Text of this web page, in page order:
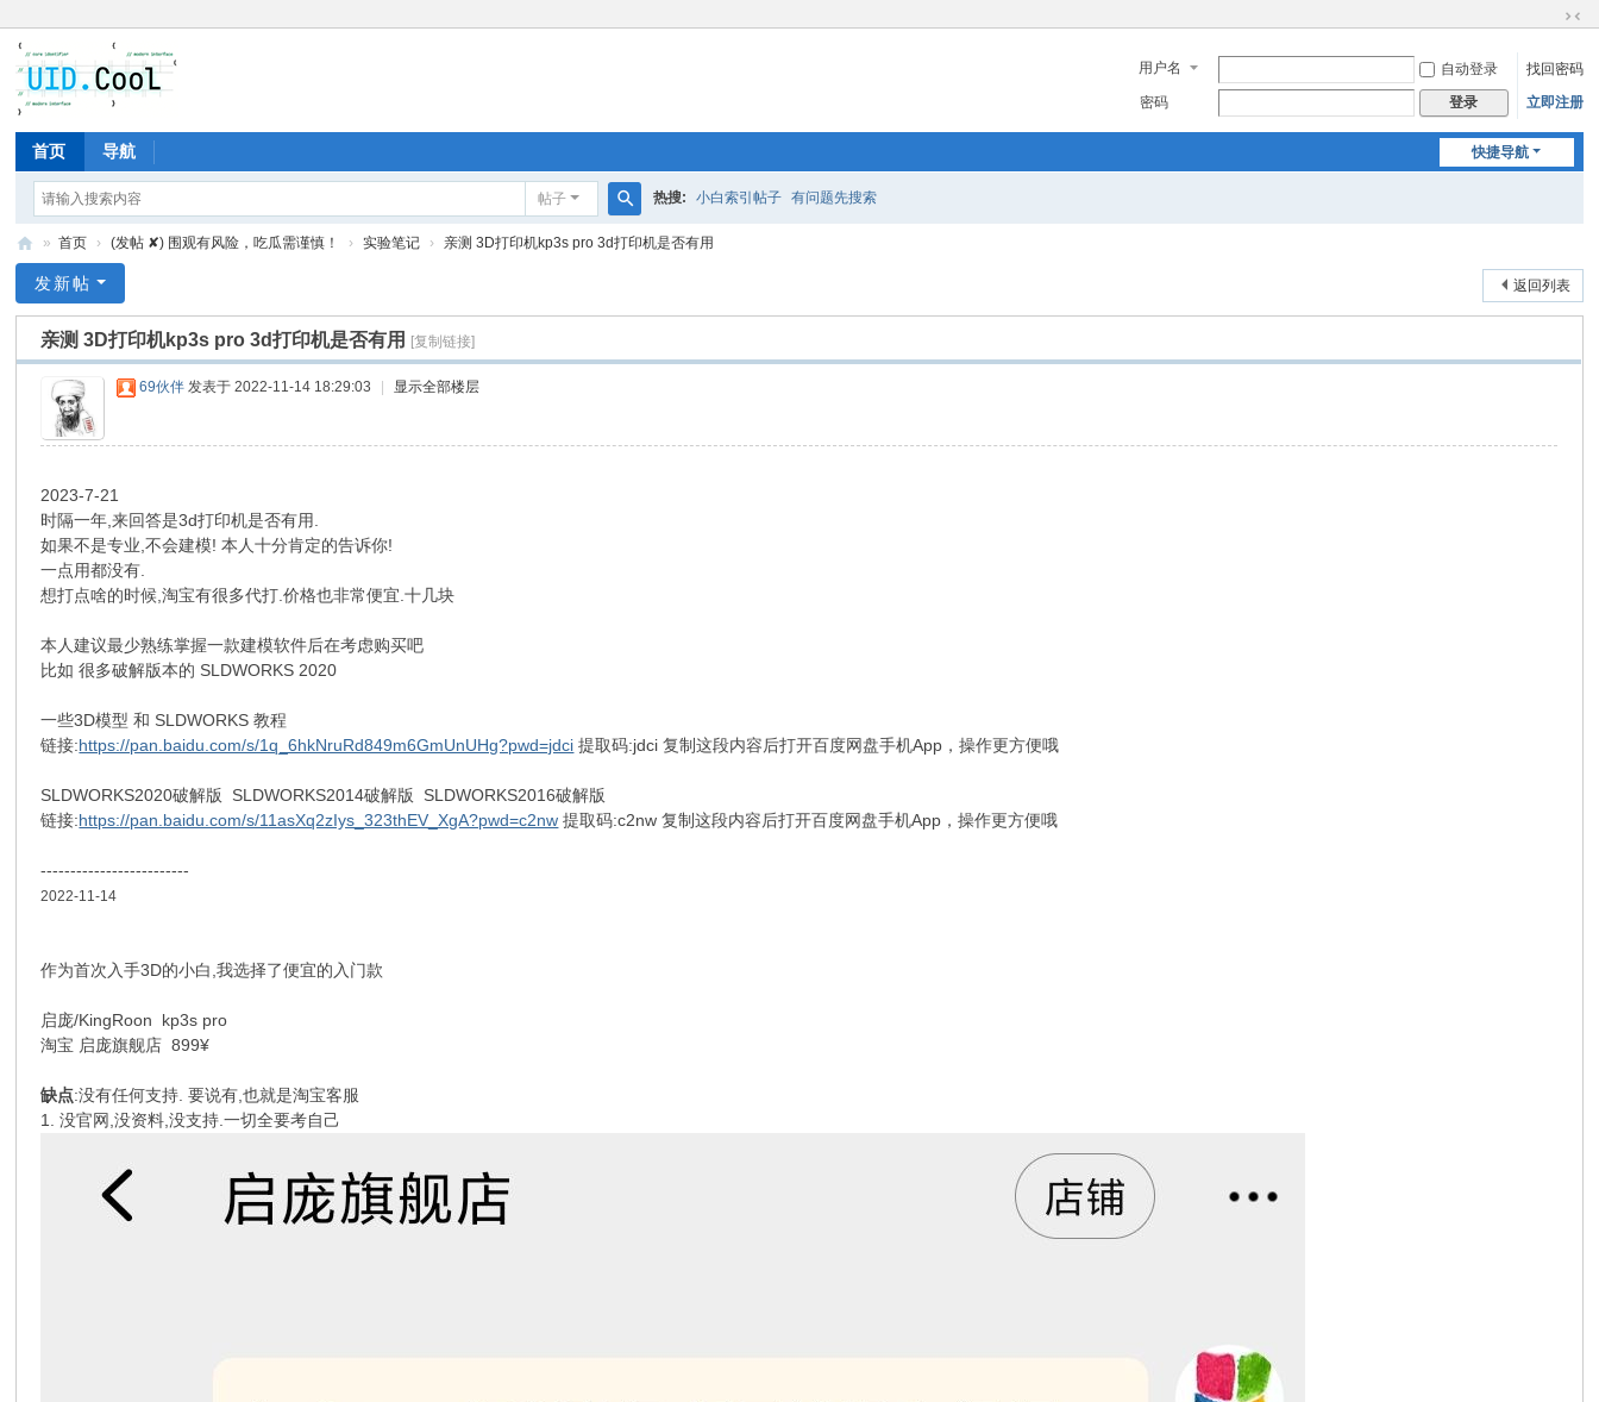
换
到
窄
用户名 自动登录
找回密码
密码
登录 立即注册
快捷导航
首页 导航
帖子
搜
热搜: 小白索引帖子 有问题先搜索
爱
» 首页 › (发帖 ✘) 围观有风险，吃瓜需谨慎！ › 实验笔记 › 亲测 3D打印机kp3s pro 3d打印机是否有用
返回列表
发新帖
亲测 3D打印机kp3s pro 3d打印机是否有用 [复制链接]
69伙伴 发表于 2022-11-14 18:29:03 显示全部楼层
2023-7-21
时隔一年,来回答是3d打印机是否有用.
如果不是专业,不会建模! 本人十分肯定的告诉你!
一点用都没有.
想打点啥的时候,淘宝有很多代打.价格也非常便宜.十几块
本人建议最少熟练掌握一款建模软件后在考虑购买吧
比如 很多破解版本的 SLDWORKS 2020
一些3D模型 和 SLDWORKS 教程
链接:https://pan.baidu.com/s/1q_6hkNruRd849m6GmUnUHg?pwd=jdci 提取码:jdci 复制这段内容后打开百度网盘手机App，操作更方便哦
SLDWORKS2020破解版 SLDWORKS2014破解版 SLDWORKS2016破解版
链接:https://pan.baidu.com/s/11asXq2zIys_323thEV_XgA?pwd=c2nw 提取码:c2nw 复制这段内容后打开百度网盘手机App，操作更方便哦
-------------------------
2022-11-14
作为首次入手3D的小白,我选择了便宜的入门款
启庞/KingRoon kp3s pro
淘宝 启庞旗舰店 899¥
缺点:没有任何支持. 要说有,也就是淘宝客服
1. 没官网,没资料,没支持.一切全要考自己